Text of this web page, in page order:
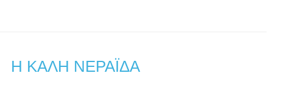
ΑΛΛΌΚΟΤΕΣ
ΙΣΤΟΡΊΕΣ»
Η ΚΑΛΗ ΝΕΡΑΪΔΑ